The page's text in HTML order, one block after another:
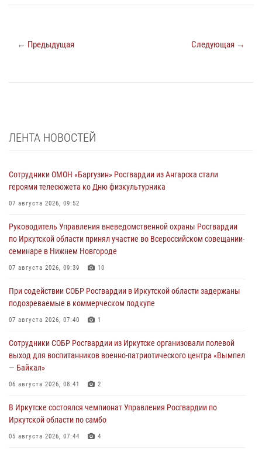
← Предыдущая Следующая →
ЛЕНТА НОВОСТЕЙ
Сотрудники ОМОН «Баргузин» Росгвардии из Ангарска стали
героями телесюжета ко Дню физкультурника
07 августа 2026, 09:52
Руководитель Управления вневедомственной охраны Росгвардии
по Иркутской области принял участие во Всероссийском совещании-
семинаре в Нижнем Новгороде
07 августа 2026, 09:39 10
При содействии СОБР Росгвардии в Иркутской области задержаны
подозреваемые в коммерческом подкупе
07 августа 2026, 07:40 1
Сотрудники СОБР Росгвардии из Иркутске организовали полевой
выход для воспитанников военно-патриотического центра «Вымпел
— Байкал»
06 августа 2026, 08:41 2
В Иркутске состоялся чемпионат Управления Росгвардии по
Иркутской области по самбо
05 августа 2026, 07:44 4